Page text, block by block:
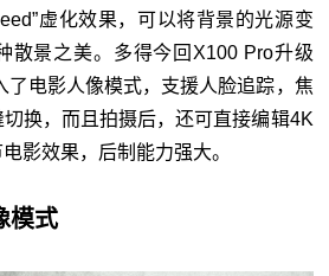
虚化效果，可以将背景的光源变
散景之美。多得今回X100 Pro升级
了电影人像模式，支援人脸追踪，焦
换，而且拍摄后，还可直接编辑4K
影效果，后制能力强大。
模式